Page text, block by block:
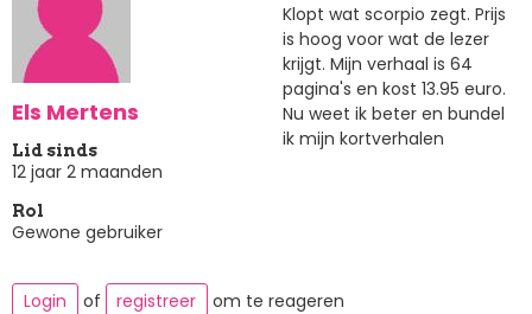
Els Mertens
Lid sinds
12 jaar 2 maanden
Rol
Gewone gebruiker
Klopt wat scorpio zegt. Prijs
is hoog voor wat de lezer
krijgt. Mijn verhaal is 64
pagina's en kost 13.95 euro.
Nu weet ik beter en bundel
ik mijn kortverhalen
Login of registreer om te reageren